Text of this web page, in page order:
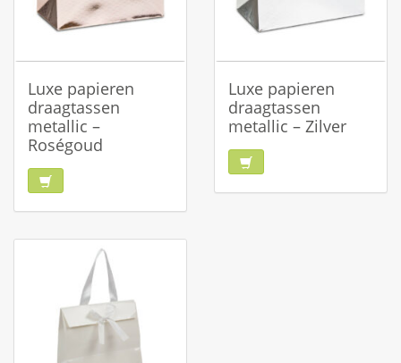
Luxe papieren
draagtassen
metallic –
Roségoud
Luxe papieren
draagtassen
metallic – Zilver